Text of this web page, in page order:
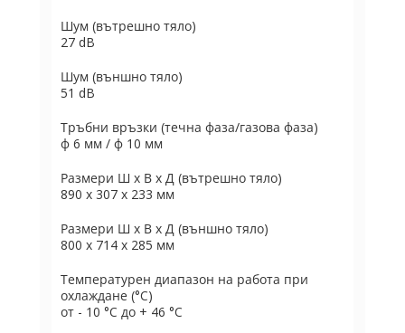
Шум (вътрешно тяло)
27 dB
Шум (външно тяло)
51 dB
Тръбни връзки (течна фаза/газова фаза)
ф 6 мм / ф 10 мм
Размери Ш х В х Д (вътрешно тяло)
890 x 307 x 233 мм
Размери Ш х В х Д (външно тяло)
800 x 714 x 285 мм
Температурен диапазон на работа при
охлаждане (°C)
от - 10 °C до + 46 °C